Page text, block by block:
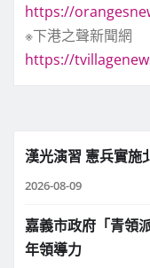
https://
※下港之聲新聞網
https://
漢光演習 憲兵實施
2026-08-09
嘉義市政府「青領
年領導力